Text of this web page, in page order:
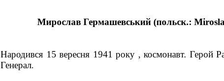
Мирослав Гермашевський (польск.:
Hародився 15 вересня 1941 року , космонавт. Герой
Генерал.